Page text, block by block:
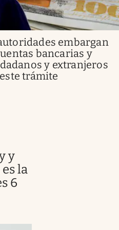
embargan
bancarias y
y extranjeros
trámite
y
la
6